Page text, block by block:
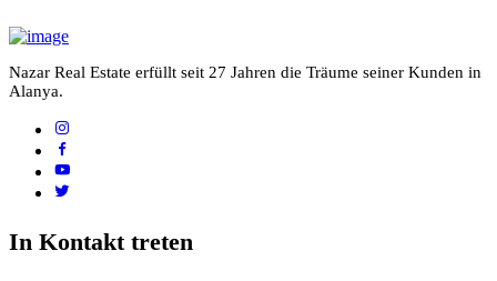
Nazar Real Estate erfüllt seit 27 Jahren die Träume seiner Kunden in
Alanya.
In Kontakt treten